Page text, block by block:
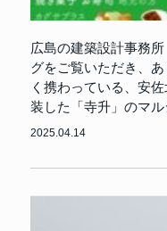
広島の建築設計事務
グをご覧いただき、
く携わっている、安
装した「寺升」のマ
2025.04.14